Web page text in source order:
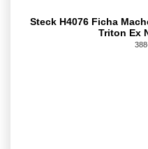
Steck H4076 Ficha
Triton Ex